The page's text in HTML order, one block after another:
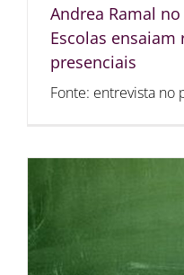
Andrea Ramal no
Escolas
presenciais
Fonte: entrevista no